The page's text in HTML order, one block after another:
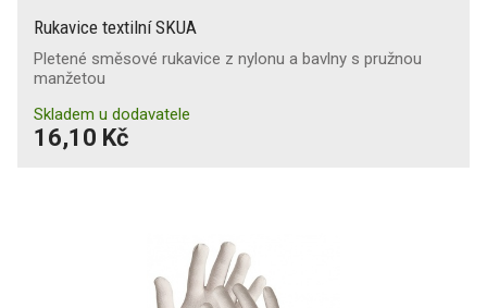
Rukavice textilní SKUA
Pletené směsové rukavice z nylonu a bavlny s pružnou
manžetou
Skladem u dodavatele
16,10 Kč